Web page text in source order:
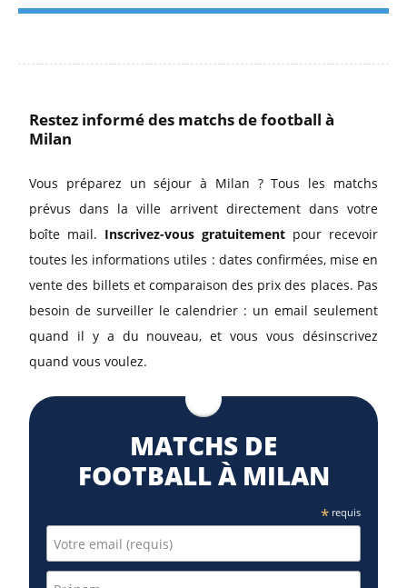
Restez informé des matchs de football à
Milan
Vous préparez un séjour à Milan ? Tous les matchs
prévus dans la ville arrivent directement dans votre
boîte mail. Inscrivez-vous gratuitementpour recevoir
toutes les informations utiles : dates confirmées, mise en
vente des billets et comparaison des prix des places. Pas
besoin de surveiller le calendrier : un email seulement
quand il y a du nouveau, et vous vous désinscrivez
quand vous voulez.
MATCHS DE
FOOTBALL À MILAN
*requis